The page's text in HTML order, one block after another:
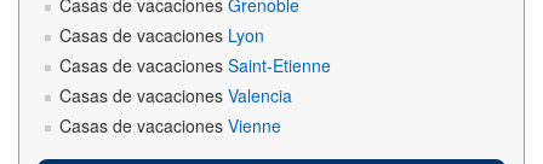
Casas de vacaciones Grenoble
Casas de vacaciones Lyon
Casas de vacaciones Saint-Etienne
Casas de vacaciones Valencia
Casas de vacaciones Vienne